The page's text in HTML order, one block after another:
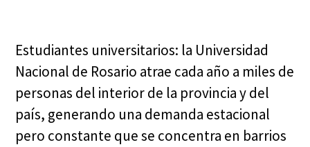
Estudiantes universitarios: la Universidad
Nacional de Rosario atrae cada año a miles de
personas del interior de la provincia y del
país, generando una demanda estacional
pero constante que se concentra en barrios